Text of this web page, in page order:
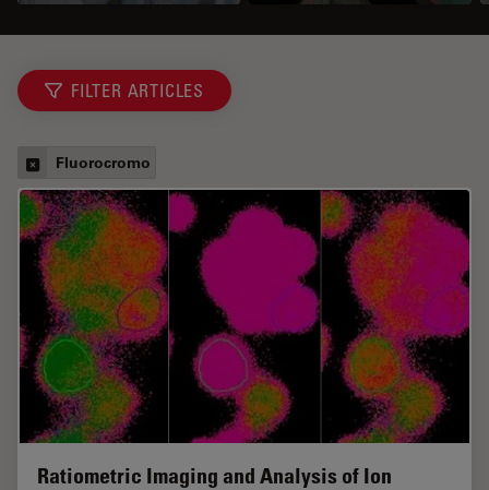
FILTER ARTICLES
Fluorocromo
Ratiometric Imaging and Analysis of Ion